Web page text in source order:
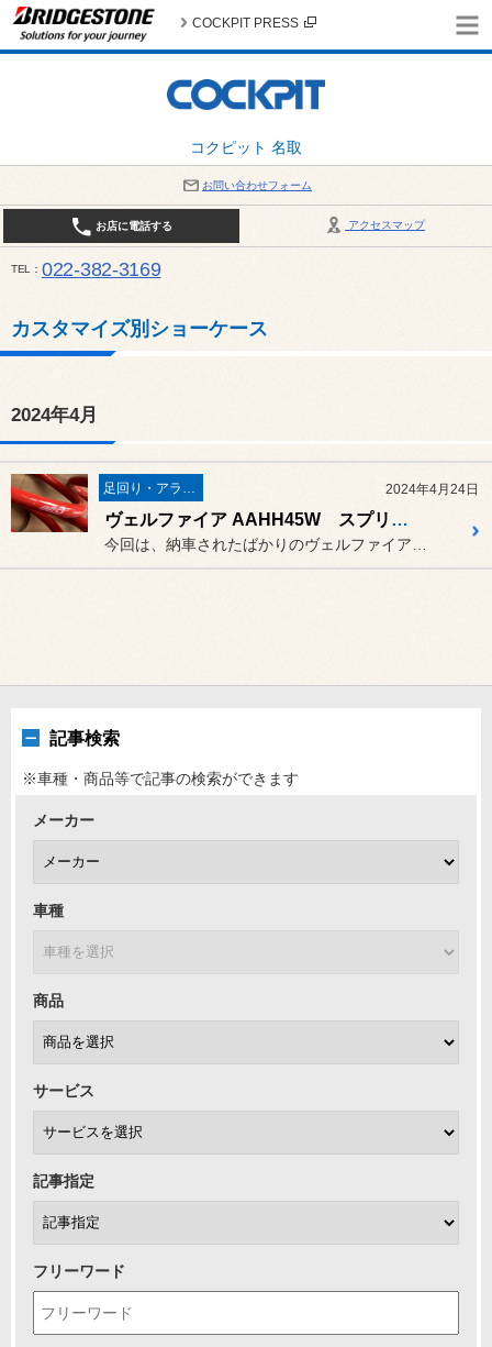
コクピット 名取
COCKPIT PRESS
お問い合わせフォーム
アクセスマップ
お店に電話する
TEL 022-382-3169
カスタマイズ別ショーケース
2024年4月
足回り・アライメント 2024年4月24日
ヴェルファイア AAHH45W スプリング交換します！
記事検索
※車種・商品等で記事の検索ができます
メーカー
車種
商品
サービス
記事指定
フリーワード